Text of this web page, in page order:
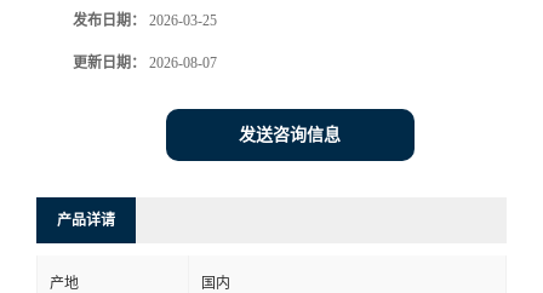
方
发布日期： 2026-03-25
更新日期： 2026-08-07
发送咨询信息
产品详请
产地 国内